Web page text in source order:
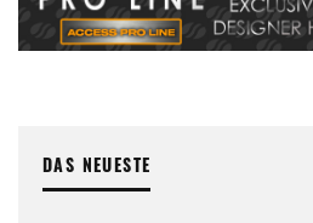
DAS NEUESTE